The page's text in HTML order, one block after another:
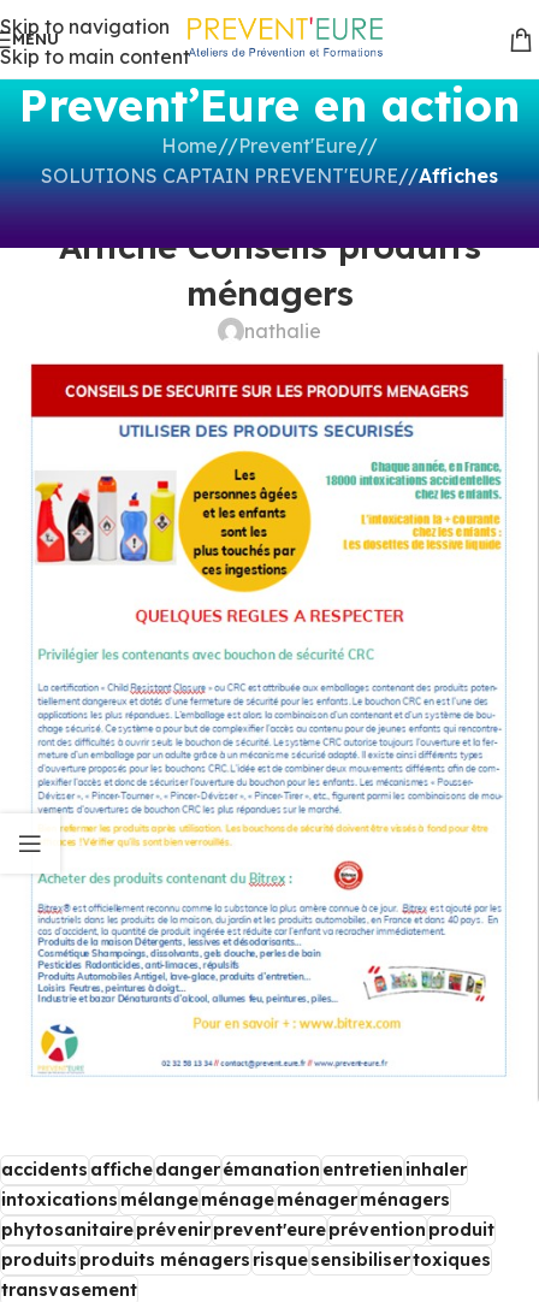
Skip to navigation
Skip to main content
MENU
Prevent’Eure en action
Home/ Prevent'Eure/
SOLUTIONS CAPTAIN PREVENT'EURE/ Affiches
Affiche Conseils produits
ménagers
nathalie
accidentsaffichedangerémanationentretieninhaler
intoxicationsmélangeménageménagerménagers
phytosanitaireprévenirprevent'eurepréventionproduit
produitsproduits ménagersrisquesensibilisertoxiques
transvasement